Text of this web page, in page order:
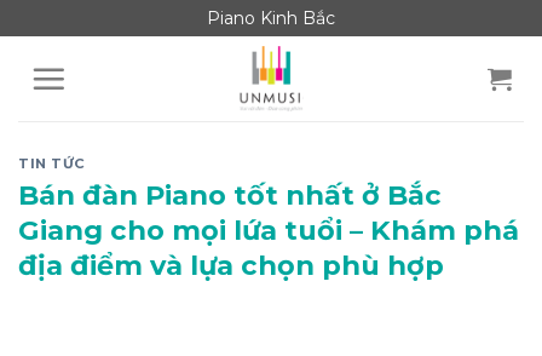
to
content
Piano Kinh Bắc
TIN TỨC
Bán đàn Piano tốt nhất ở Bắc
Giang cho mọi lứa tuổi – Khám phá
địa điểm và lựa chọn phù hợp